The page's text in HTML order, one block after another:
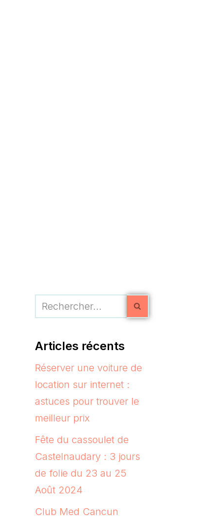
Articles récents
Réserver une voiture de
location sur internet :
astuces pour trouver le
meilleur prix
Fête du cassoulet de
Castelnaudary : 3 jours
de folie du 23 au 25
Août 2024
Club Med Cancun